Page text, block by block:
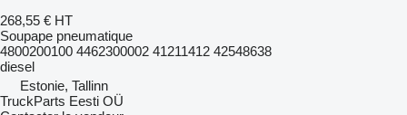
268,55 € HT
Soupape pneumatique
4800200100 4462300002 41211412 42548638
diesel
Estonie, Tallinn
TruckParts Eesti OÜ